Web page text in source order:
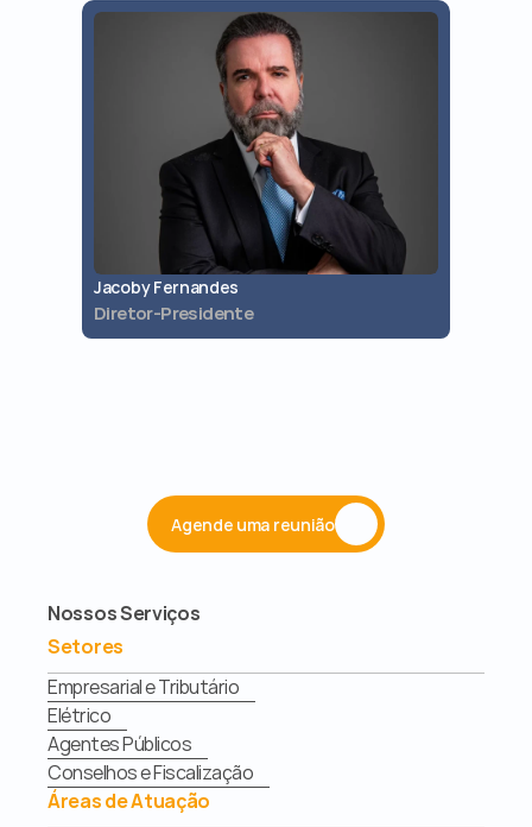
Jacoby Fernandes
Diretor-Presidente
Agende uma reunião
Nossos Serviços
Setores
Empresarial e Tributário
Elétrico
Agentes Públicos
Conselhos e Fiscalização
Áreas de Atuação